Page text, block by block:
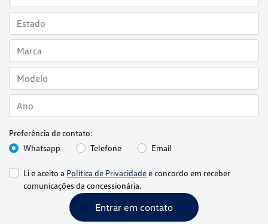
Preferência de contato:
Whatsapp
Telefone Email
Li e aceito a Política de Privacidadee concordo em receber
comunicações da concessionária.
Entrar em contato